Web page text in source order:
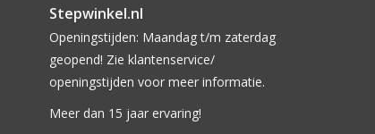
Stepwinkel.nl
Openingstijden: Maandag t/m zaterdag
geopend! Zie klantenservice/
openingstijden voor meer informatie.
Meer dan 15 jaar ervaring!